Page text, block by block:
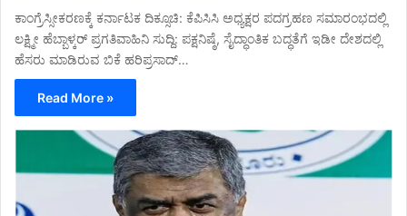
ಕಾಂಗ್ರೆಸ್ಸೀಕರಣಕ್ಕೆ ಕರ್ನಾಟಕ ದಿಕ್ಸೂಚಿ: ಕೆಪಿಸಿಸಿ ಅಧ್ಯಕ್ಷರ ಪದಗ್ರಹಣ ಸಮಾರಂಭದಲ್ಲಿ
ಲಕ್ಷ್ಮೀ ಹೆಬ್ಬಾಳ್ಕರ್ ಪ್ರಗತಿವಾಹಿನಿ ಸುದ್ದಿ: ಪಕ್ಷನಿಷ್ಠೆ, ಸೈದ್ಧಾಂತಿಕ ಬದ್ಧತೆಗೆ ಇಡೀ ದೇಶದಲ್ಲಿ
ಹೆಸರು ಮಾಡಿರುವ ಬಿಕೆ ಹರಿಪ್ರಸಾದ್…
Read More »